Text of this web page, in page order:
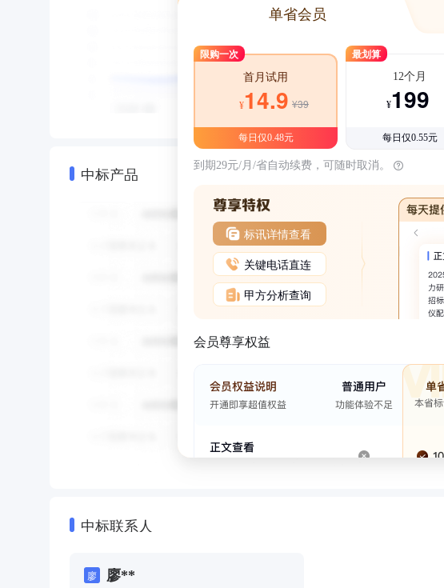
中标产品
单省会员
限购一次
首月试用
¥14.9 ¥39
每日仅0.48元
最划算
12个月
¥199
每日仅0.55元
到期29元/月/省自动续费，可随时取消。
标讯详情查看
关键电话直连
甲方分析查询
会员尊享权益
中标联系人
廖 廖**